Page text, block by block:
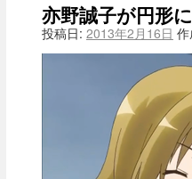
亦野誠子が円形
投稿日: 2013年2月16日